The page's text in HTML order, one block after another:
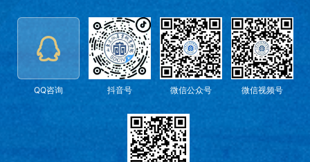
QQ咨询 抖音号 微信公众号 微信视频号